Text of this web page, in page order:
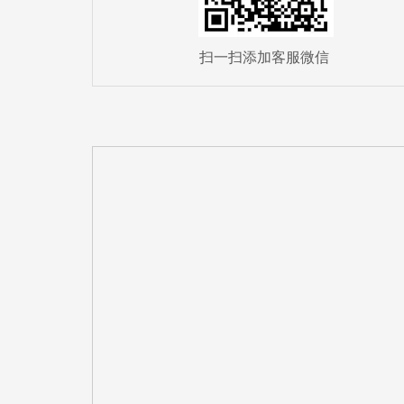
扫一扫添加客服微信